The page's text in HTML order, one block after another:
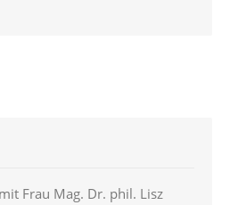
Frau Mag. Dr. phil. Lisz